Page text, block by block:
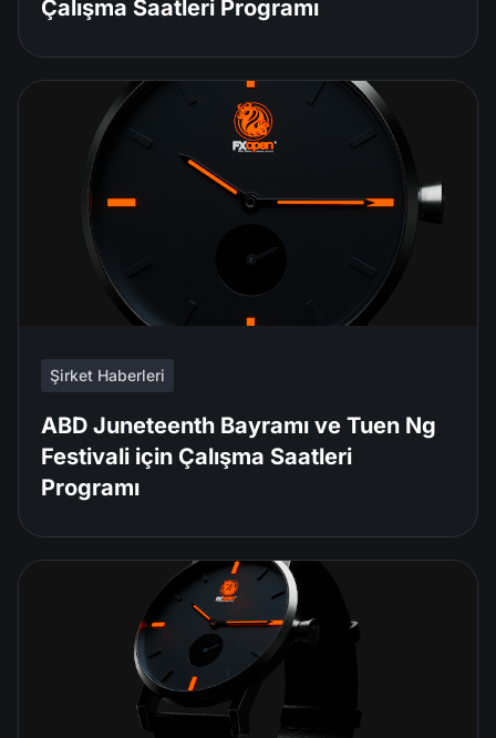
Çalışma Saatleri Programı
Şirket Haberleri
ABD Juneteenth Bayramı ve Tuen Ng
Festivali için Çalışma Saatleri
Programı